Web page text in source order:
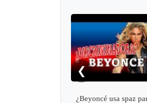
❮
¿Beyoncé usa spaz